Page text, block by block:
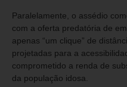
Paralelamente, o assédio
com a oferta predatória de
apenas “um clique” de
projetadas para a
comprometido a renda de
da população idosa.